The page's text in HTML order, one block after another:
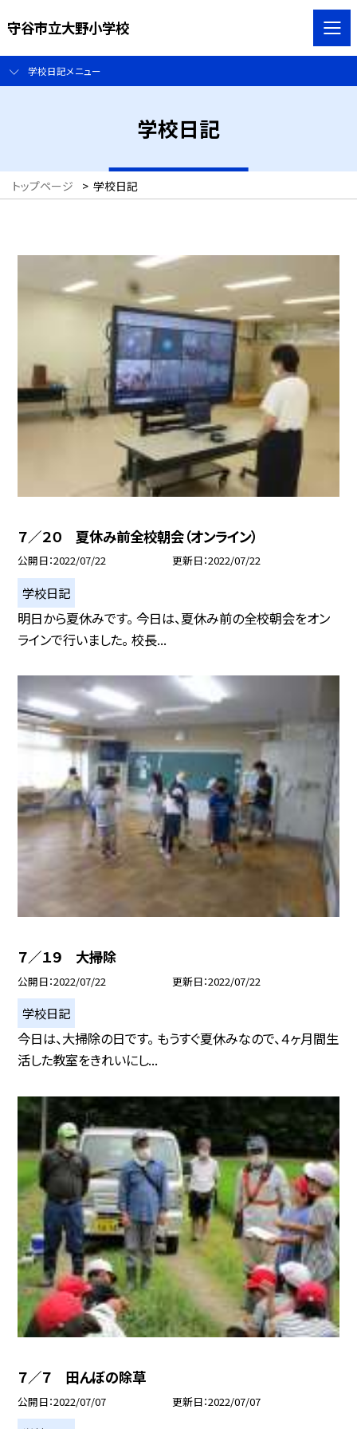
守谷市立大野小学校
学校日記メニュー
学校日記
トップページ > 学校日記
７／２０ 夏休み前全校朝会（オンライン）
公開日 2022/07/22 更新日 2022/07/22
学校日記
明日から夏休みです。 今日は、夏休み前の全校朝会をオン
ラインで行いました。 校長...
７／１９ 大掃除
公開日 2022/07/22 更新日 2022/07/22
学校日記
今日は、大掃除の日です。 もうすぐ夏休みなので、４ヶ月間生
活した教室をきれいにし...
７／７ 田んぼの除草
公開日 2022/07/07 更新日 2022/07/07